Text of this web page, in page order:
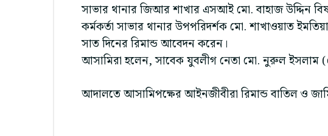
সাভার থানার জিআর শাখার এসআই মো. বাহাজ উদ্দিন
কর্মকর্তা সাভার থানার উপপরিদর্শক মো. শাখাওয়াত
সাত দিনের রিমান্ড আবেদন করেন।
আসামিরা হলেন, সাবেক যুবলীগ নেতা মো. নুরুল ইসলাম
আদালতে আসামিপক্ষের আইনজীবীরা রিমান্ড বাতিল ও